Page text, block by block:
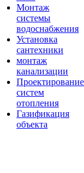
Монтаж
системы
водоснабжения
Установка
сантехники
монтаж
канализации
Проектирование
систем
отопления
Газификация
объекта